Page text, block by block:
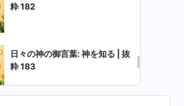
粋 182
日々の神の御言葉: 神を知る | 抜
粋 183